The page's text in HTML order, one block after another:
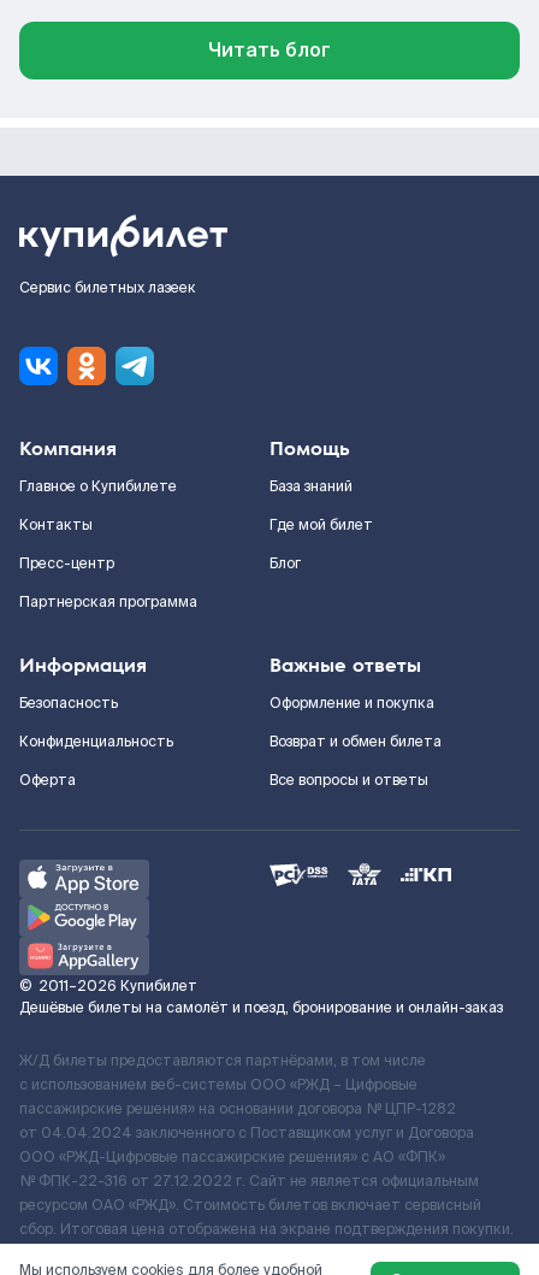
Читать блог
Сервис билетных лазеек
Компания
Главное о Купибилете
Контакты
Пресс-центр
Партнерская программа
Помощь
База знаний
Где мой билет
Блог
Информация
Безопасность
Конфиденциальность
Оферта
Важные ответы
Оформление и покупка
Возврат и обмен билета
Все вопросы и ответы
© 2011–2026 Купибилет
Дешёвые билеты на самолёт и поезд, бронирование и онлайн-заказ
Ж/Д билеты предоставляются партнёрами, в том числе
с использованием веб-системы ООО «РЖД – Цифровые
пассажирские решения» на основании договора № ЦПР-1282
от 04.04.2024 заключенного с Поставщиком услуг и Договора
ООО «РЖД-Цифровые пассажирские решения» c АО «ФПК»
№ ФПК-22-316 от 27.12.2022 г. Сайт не является официальным
ресурсом ОАО «РЖД». Стоимость билетов включает сервисный
сбор. Итоговая цена отображена на экране подтверждения покупки.
Мы используем cookies для более удобной